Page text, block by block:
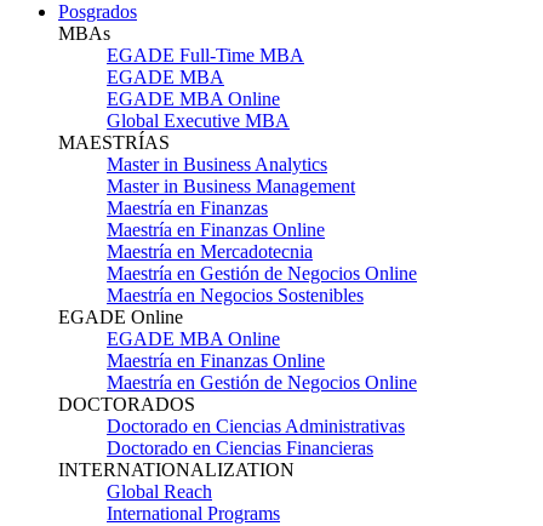
Posgrados
MBAs
EGADE Full-Time MBA
EGADE MBA
EGADE MBA Online
Global Executive MBA
MAESTRÍAS
Master in Business Analytics
Master in Business Management
Maestría en Finanzas
Maestría en Finanzas Online
Maestría en Mercadotecnia
Maestría en Gestión de Negocios Online
Maestría en Negocios Sostenibles
EGADE Online
EGADE MBA Online
Maestría en Finanzas Online
Maestría en Gestión de Negocios Online
DOCTORADOS
Doctorado en Ciencias Administrativas
Doctorado en Ciencias Financieras
INTERNATIONALIZATION
Global Reach
International Programs